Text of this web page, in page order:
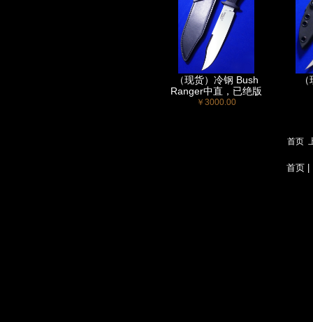
（现货）冷钢 Bush
Ranger中直，已绝版
￥3000.00
首页
首页